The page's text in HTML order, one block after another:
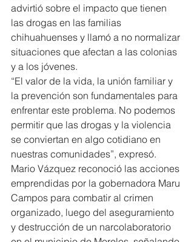
advirtió sobre el impacto que tienen
las drogas en las familias
chihuahuenses y llamó a no normalizar
situaciones que afectan a las colonias
y a los jóvenes.
“El valor de la vida, la unión familiar y
la prevención son fundamentales para
enfrentar este problema. No podemos
permitir que las drogas y la violencia
se conviertan en algo cotidiano en
nuestras comunidades”, expresó.
Mario Vázquez reconoció las acciones
emprendidas por la gobernadora Maru
Campos para combatir al crimen
organizado, luego del aseguramiento
y destrucción de un narcolaboratorio